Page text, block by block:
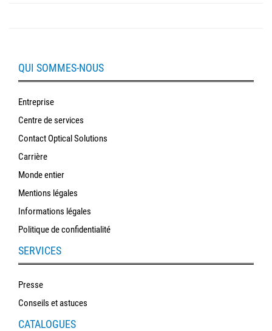
QUI SOMMES-NOUS
Entreprise
Centre de services
Contact Optical Solutions
Carrière
Monde entier
Mentions légales
Informations légales
Politique de confidentialité
SERVICES
Presse
Conseils et astuces
CATALOGUES